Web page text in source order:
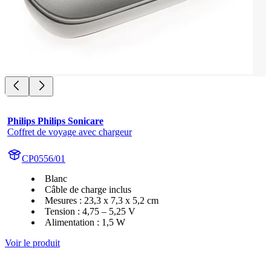
Philips Philips Sonicare
Coffret de voyage avec chargeur
CP0556/01
Blanc
Câble de charge inclus
Mesures : 23,3 x 7,3 x 5,2 cm
Tension : 4,75 – 5,25 V
Alimentation : 1,5 W
Voir le produit